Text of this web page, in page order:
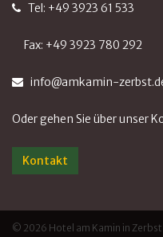
Tel: +49 3923 61 533
Fax: +49 3923 780 292
info@amkamin-
Oder gehen Sie über unser
Kontakt
© 2026 Hotel am Kamin in